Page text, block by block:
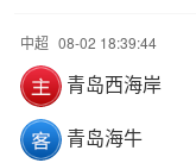
中超 08-02 18:39:44
青岛西海岸
青岛海牛